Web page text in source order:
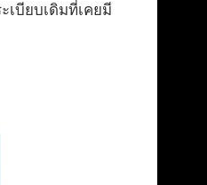
เบียบเดิมที่เคยมี